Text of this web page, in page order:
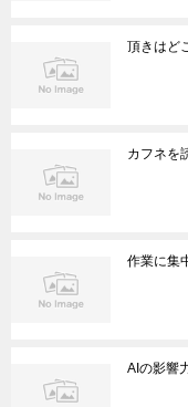
頂きはど
カフネを
作業に集
AIの影響